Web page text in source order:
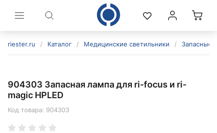
riester.ru / Каталог / Медицинские светильники / Запасные
904303 Запасная лампа для ri-focus и ri-
magic HPLED
Код товара: 904303